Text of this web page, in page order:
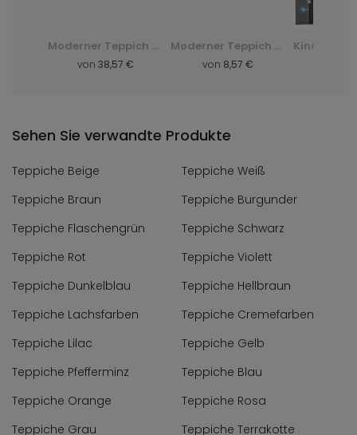
Moderner Teppich Q710A Luxury Pp Esm - weiß, biały
von 38,57 €
Moderner Teppich F844B Cheap Pp Crm - grau, szary
von 8,57 €
Sehen Sie verwandte Produkte
Teppiche Beige
Teppiche Weiß
Teppiche Braun
Teppiche Burgunder
Teppiche Flaschengrün
Teppiche Schwarz
Teppiche Rot
Teppiche Violett
Teppiche Dunkelblau
Teppiche Hellbraun
Teppiche Lachsfarben
Teppiche Cremefarben
Teppiche Lilac
Teppiche Gelb
Teppiche Pfefferminz
Teppiche Blau
Teppiche Orange
Teppiche Rosa
Teppiche Grau
Teppiche Terrakotte